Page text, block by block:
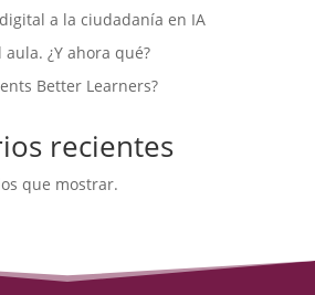
a la ciudadanía en IA
aula. ¿Y ahora qué?
Better Learners?
recientes
que mostrar.